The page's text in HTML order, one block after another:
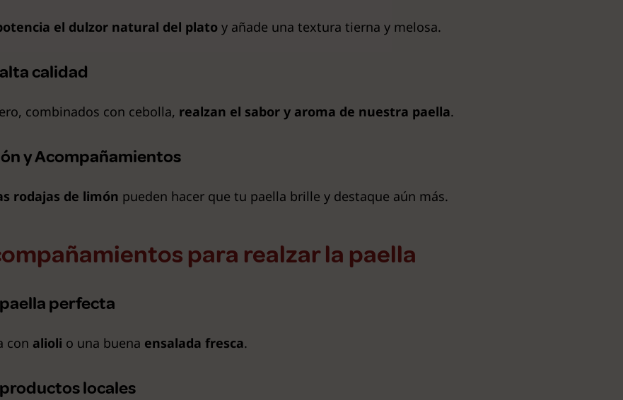
el dulzor natural del plato y añade una textura tierna y melosa.
calidad
combinados con cebolla, realzan el sabor y aroma de nuestra paella.
y Acompañamientos
rodajas de limón pueden hacer que tu paella brille y destaque aún más.
para realzar la paella
perfecta
con alioli o una buena ensalada fresca.
locales